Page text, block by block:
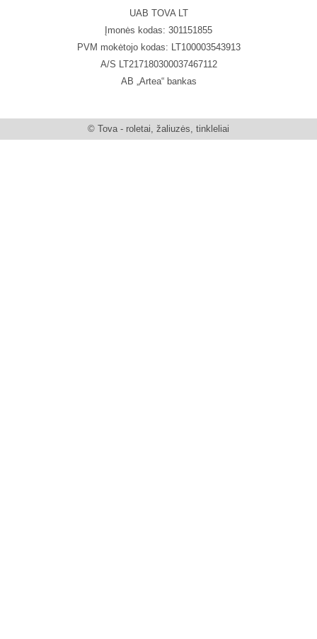
UAB TOVA LT
Įmonės kodas: 301151855
PVM mokėtojo kodas: LT100003543913
A/S LT217180300037467112
AB „Artea“ bankas
© Tova - roletai, žaliuzės, tinkleliai